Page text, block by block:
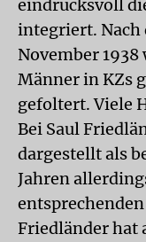
eindrucksvoll
integriert. Nach
November
Männer in KZs
gefoltert. Viele
Bei Saul
dargestellt als
Jahren
Friedländer hat